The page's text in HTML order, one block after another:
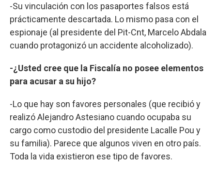
-Su vinculación con los pasaportes falsos está
prácticamente descartada. Lo mismo pasa con el
espionaje (al presidente del Pit-Cnt, Marcelo Abdala
cuando protagonizó un accidente alcoholizado).
-¿Usted cree que la Fiscalía no posee elementos
para acusar a su hijo?
-Lo que hay son favores personales (que recibió y
realizó Alejandro Astesiano cuando ocupaba su
cargo como custodio del presidente Lacalle Pou y
su familia). Parece que algunos viven en otro país.
Toda la vida existieron ese tipo de favores.